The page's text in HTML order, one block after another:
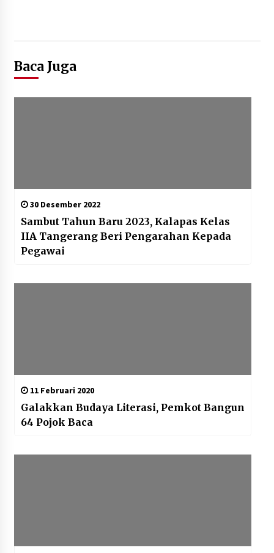
Baca Juga
30 Desember 2022
Sambut Tahun Baru 2023, Kalapas Kelas
IIA Tangerang Beri Pengarahan Kepada
Pegawai
11 Februari 2020
Galakkan Budaya Literasi, Pemkot Bangun
64 Pojok Baca